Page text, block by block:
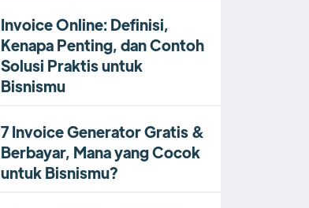
Invoice Online: Definisi,
Kenapa Penting, dan Contoh
Solusi Praktis untuk
Bisnismu
7 Invoice Generator Gratis &
Berbayar, Mana yang Cocok
untuk Bisnismu?